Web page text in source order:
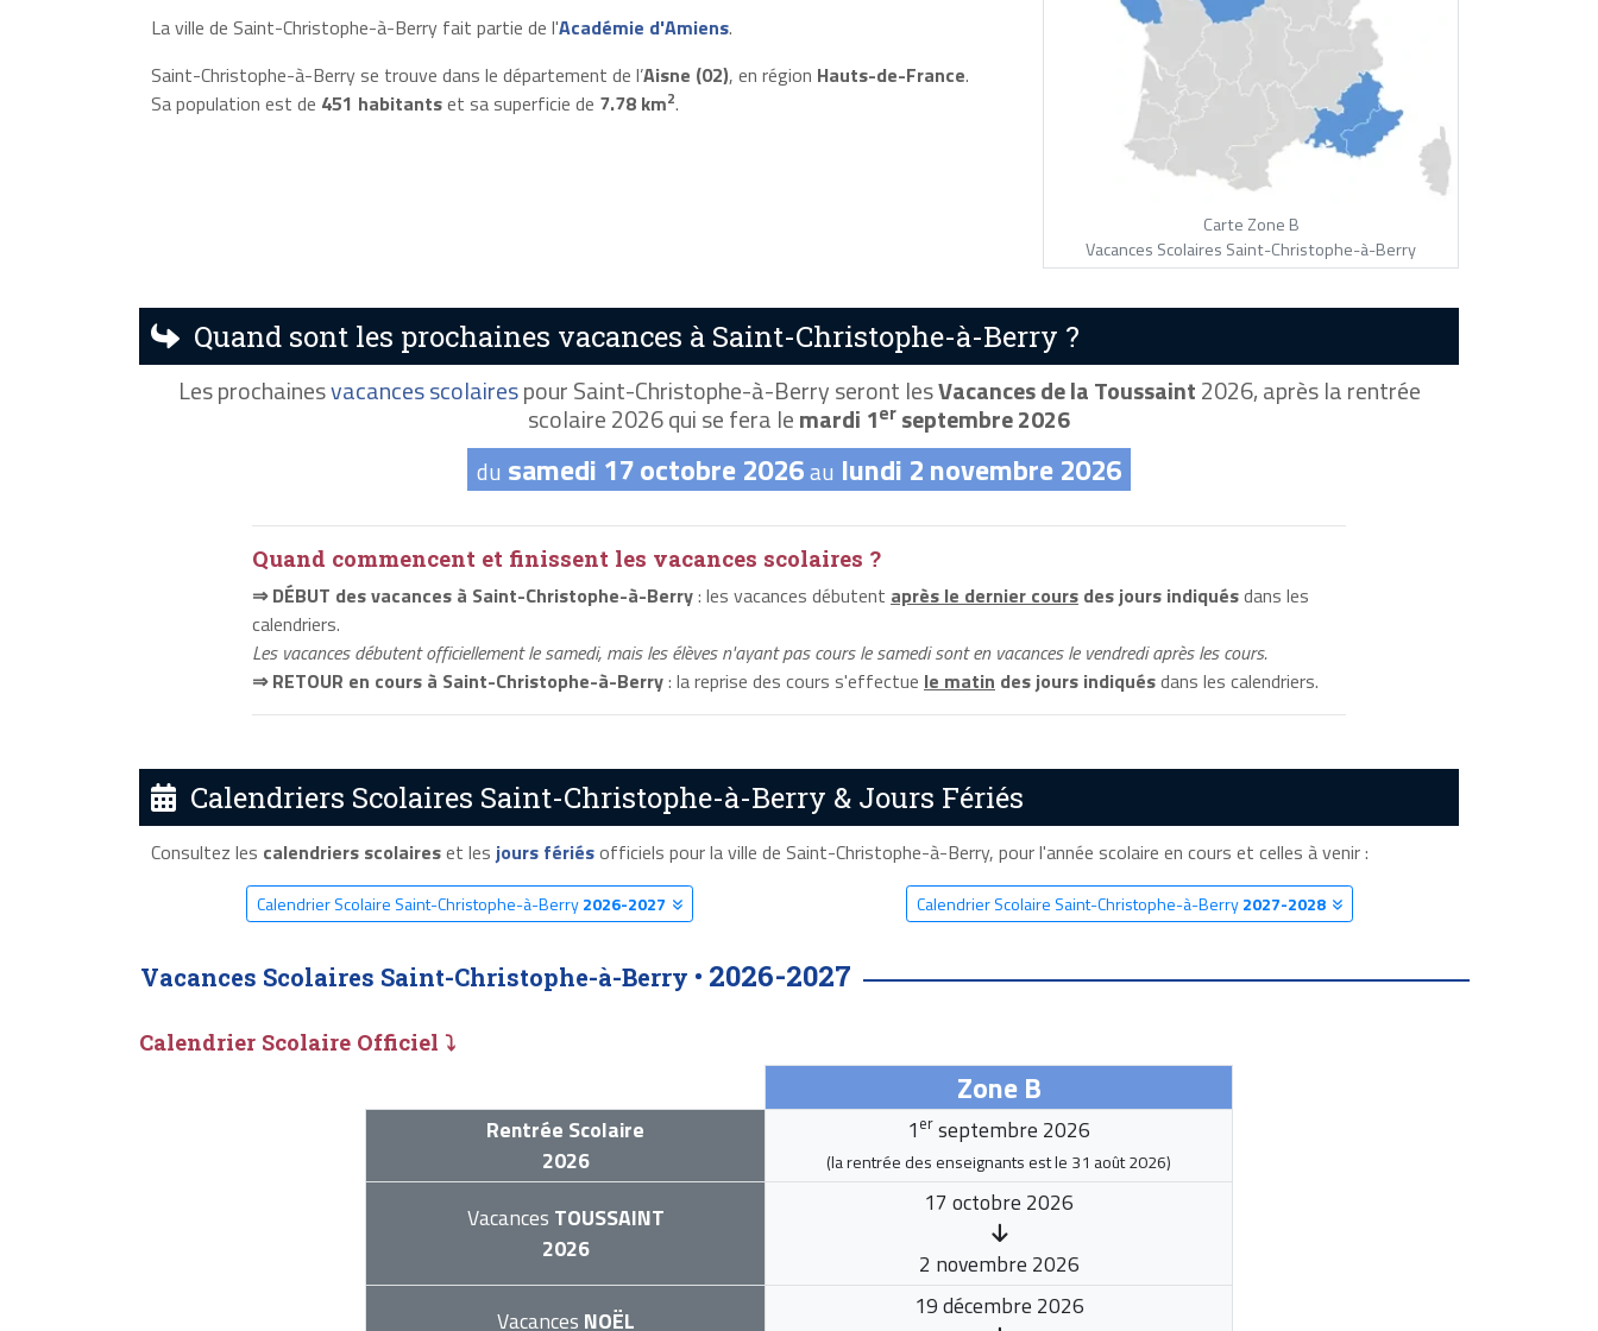
La ville de Saint-Christophe-à-Berry fait partie de l'Académie d'Amiens.
Saint-Christophe-à-Berry se trouve dans le département de l’Aisne (02), en région Hauts-de-France.
Sa population est de 451 habitantset sa superficie de 7.78 km2.
Carte Zone B
Vacances Scolaires Saint-Christophe-à-Berry
Quand sont les prochaines vacances à Saint-Christophe-à-Berry ?
Les prochainesvacances scolairespour Saint-Christophe-à-Berry seront lesVacances de la Toussaint2026, après la rentrée
scolaire 2026 qui se fera lemardi 1er septembre 2026
du samedi 17 octobre 2026au lundi 2 novembre 2026
Quand commencent et finissent les vacances scolaires ?
⇒ DÉBUT des vacances à Saint-Christophe-à-Berry: les vacances débutent après le dernier cours des jours indiquésdans les
calendriers.
Les vacances débutent officiellement le samedi, mais les élèves n'ayant pas cours le samedi sont en vacances le vendredi après les cours.
⇒ RETOUR en cours à Saint-Christophe-à-Berry: la reprise des cours s'effectue le matin des jours indiquésdans les calendriers.
Calendriers Scolaires Saint-Christophe-à-Berry & Jours Fériés
Consultez les calendriers scolaireset les jours fériésofficiels pour la ville de Saint-Christophe-à-Berry, pour l'année scolaire en cours et celles à venir :
Calendrier Scolaire Saint-Christophe-à-Berry2026-2027 Calendrier Scolaire Saint-Christophe-à-Berry2027-2028
Vacances Scolaires Saint-Christophe-à-Berry • 2026-2027
Calendrier Scolaire Officiel ⤵
Zone B
Rentrée Scolaire
2026
1 er septembre 2026
(la rentrée des enseignants est le 31 août 2026)
Vacances TOUSSAINT
2026
17 octobre 2026
2 novembre 2026
Vacances NOËL
19 décembre 2026